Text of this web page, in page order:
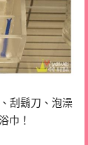
刮鬍刀、泡澡
巾！